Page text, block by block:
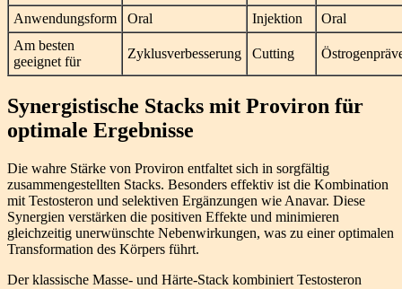
Anwendungsform Oral Injektion
Oral
Am besten
geeignet für
Zyklusverbesserung Cutting
Synergistische Stacks mit Proviron für
optimale Ergebnisse
Die wahre Stärke von Proviron entfaltet sich in sorgfältig
zusammengestellten Stacks. Besonders effektiv ist die Kombination
mit Testosteron und selektiven Ergänzungen wie Anavar. Diese
Synergien verstärken die positiven Effekte und minimieren
gleichzeitig unerwünschte Nebenwirkungen, was zu einer optimalen
Transformation des Körpers führt.
Der klassische Masse- und Härte-Stack kombiniert Testosteron